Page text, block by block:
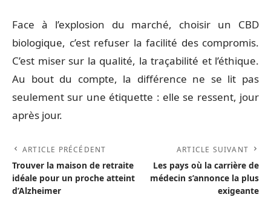
Face à l’explosion du marché, choisir un CBD
biologique, c’est refuser la facilité des compromis.
C’est miser sur la qualité, la traçabilité et l’éthique.
Au bout du compte, la différence ne se lit pas
seulement sur une étiquette : elle se ressent, jour
après jour.
ARTICLE PRÉCÉDENT
Trouver la maison de retraite
idéale pour un proche atteint
d’Alzheimer
ARTICLE SUIVANT
Les pays où la carrière de
médecin s’annonce la plus
exigeante